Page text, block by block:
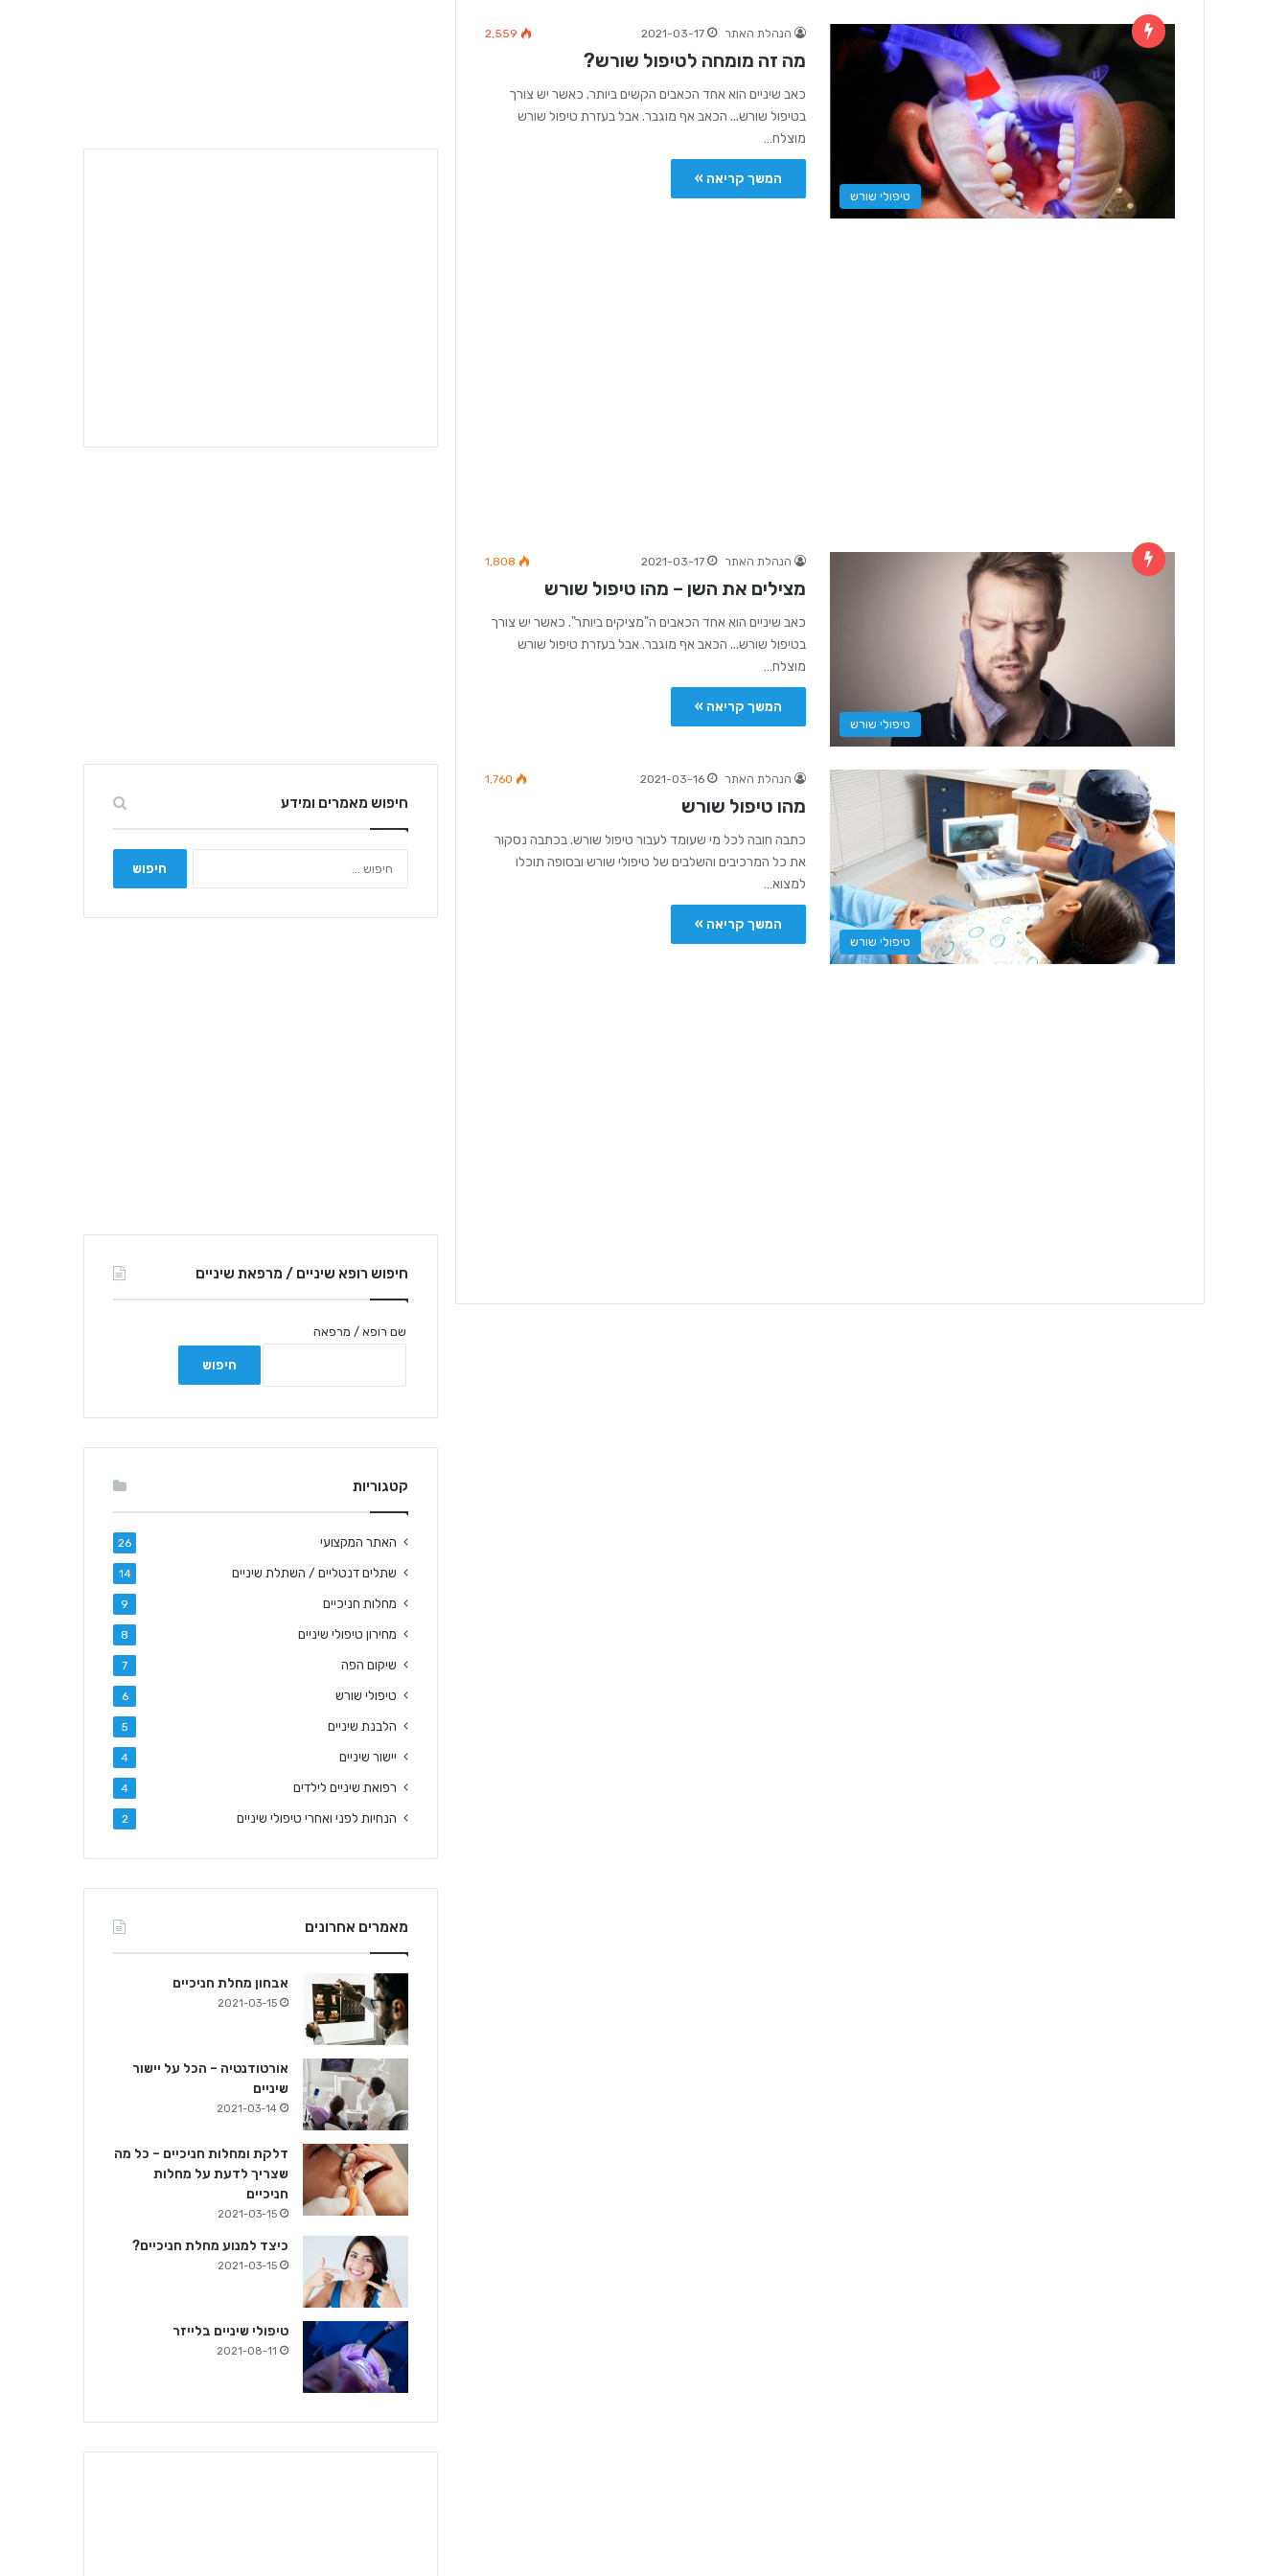
טיפולי שורש
הנהלת האתר 2021-03-17
2,559
מה זה מומחה לטיפול שורש?
כאב שיניים הוא אחד הכאבים הקשים ביותר. כאשר יש צורך
בטיפול שורש... הכאב אף מוגבר. אבל בעזרת טיפול שורש
מוצלח…
המשך קריאה »
טיפולי שורש
הנהלת האתר 2021-03-17
1,808
מצילים את השן – מהו טיפול שורש
כאב שיניים הוא אחד הכאבים ה"מציקים ביותר". כאשר יש צורך
בטיפול שורש... הכאב אף מוגבר. אבל בעזרת טיפול שורש
מוצלח…
המשך קריאה »
טיפולי שורש
הנהלת האתר 2021-03-16
1,760
מהו טיפול שורש
כתבה חובה לכל מי שעומד לעבור טיפול שורש. בכתבה נסקור
את כל המרכיבים והשלבים של טיפולי שורש ובסופה תוכלו
למצוא…
המשך קריאה »
חיפוש מאמרים ומידע
ו
חיפוש רופא שיניים / מרפאת שיניים
שם רופא / מרפאה
קטגוריות
האתר המקצועי 26
שתלים דנטליים / השתלת שיניים 14
מחלות חניכיים 9
מחירון טיפולי שיניים 8
שיקום הפה 7
טיפולי שורש 6
הלבנת שיניים 5
יישור שיניים 4
רפואת שיניים לילדים 4
הנחיות לפני ואחרי טיפולי שיניים 2
מאמרים אחרונים
אבחון מחלת חניכיים
2021-03-15
אורטודנטיה – הכל על יישור
שיניים
2021-03-14
דלקת ומחלות חניכיים – כל מה
שצריך לדעת על מחלות
חניכיים
2021-03-15
כיצד למנוע מחלת חניכיים?
2021-03-15
טיפולי שיניים בלייזר
2021-08-11